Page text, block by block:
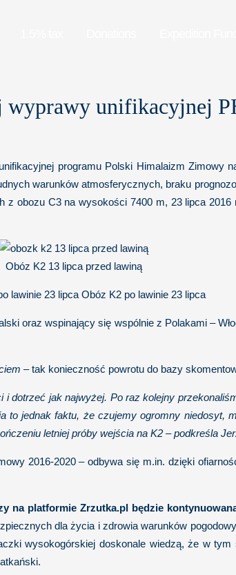
wyprawy unifikacyjnej
programu Polski Himalaizm Zimowy
warunków atmosferycznych, braku
obozu C3 na wysokości 7400 m, 23 lipca
Obóz K2 13 lipca przed lawiną
Obóz K2 po lawinie 23 lipca
oraz wspinający się wspólnie z Polakami –
– tak konieczność powrotu do bazy
jak najwyżej. Po raz kolejny
to jednak faktu, że czujemy ogromny niedosyt,
letniej próby wejścia na K2 – podkreśla
2016-2020 – odbywa się m.in. dzięki
na platformie Zrzutka.pl będzie
dla życia i zdrowia warunków
wysokogórskiej doskonale wiedzą, że w